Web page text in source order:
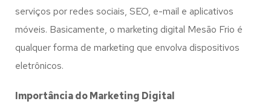
serviços por redes sociais, SEO, e-mail e aplicativos
móveis. Basicamente, o marketing digital Mesão Frio é
qualquer forma de marketing que envolva dispositivos
eletrônicos.
Importância do Marketing Digital